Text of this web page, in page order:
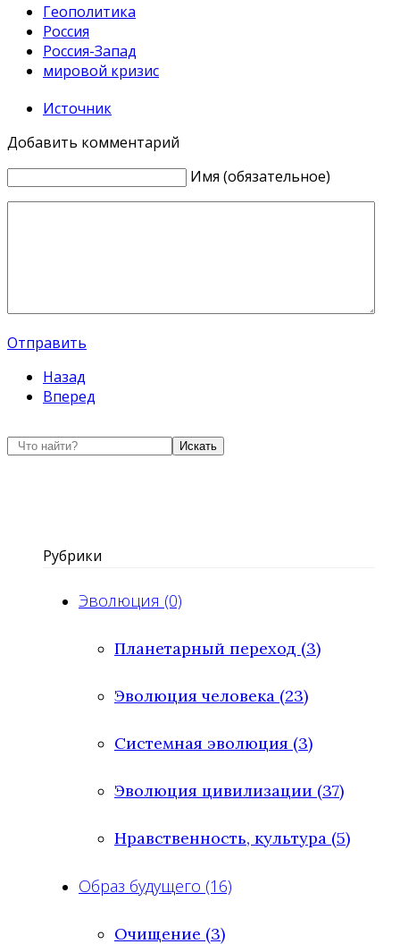
Геополитика
Россия
Россия-Запад
мировой кризис
Источник
Добавить комментарий
Имя (обязательное)
Отправить
Назад
Вперед
Искать
Рубрики
Эволюция (0)
Планетарный переход (3)
Эволюция человека (23)
Системная эволюция (3)
Эволюция цивилизации (37)
Нравственность, культура (5)
Образ будущего (16)
Очищение (3)